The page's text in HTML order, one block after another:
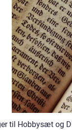
til Hobbysæt og